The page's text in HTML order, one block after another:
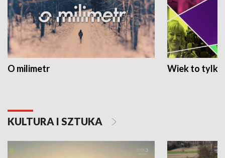
O milimetr Wiek to tylko
KULTURA I SZTUKA